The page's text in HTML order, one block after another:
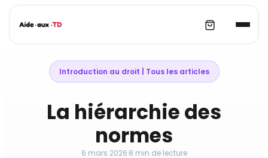
Aller
Introduction au droit Tous les articles
La hiérarchie des
normes
6 mars 2026·8 min de lecture